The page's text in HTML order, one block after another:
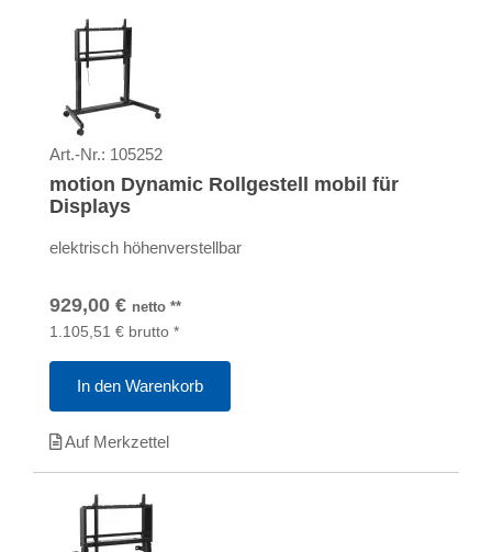
Art.-Nr.: 105252
motion Dynamic Rollgestell mobil für
Displays
elektrisch höhenverstellbar
929,00 € netto **
1.105,51 € brutto *
In den Warenkorb
Auf Merkzettel